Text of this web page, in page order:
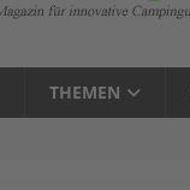
THEMEN